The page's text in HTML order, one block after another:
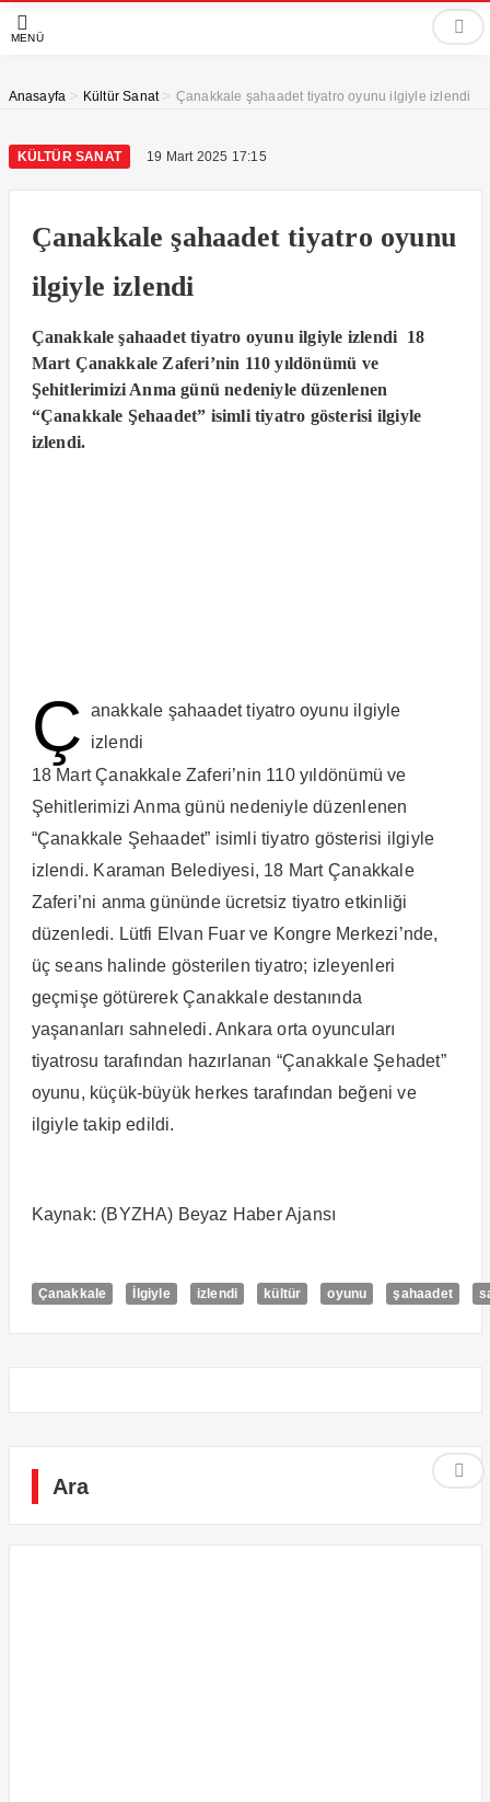
MENÜ
Anasayfa > Kültür Sanat > Çanakkale şahaadet tiyatro oyunu ilgiyle izlendi
KÜLTÜR SANAT 19 Mart 2025 17:15
Çanakkale şahaadet tiyatro oyunu
ilgiyle izlendi
Çanakkale şahaadet tiyatro oyunu ilgiyle izlendi 18
Mart Çanakkale Zaferi’nin 110 yıldönümü ve
Şehitlerimizi Anma günü nedeniyle düzenlenen
“Çanakkale Şehaadet” isimli tiyatro gösterisi ilgiyle
izlendi.
Ç anakkale şahaadet tiyatro oyunu ilgiyle
izlendi
18 Mart Çanakkale Zaferi’nin 110 yıldönümü ve
Şehitlerimizi Anma günü nedeniyle düzenlenen
“Çanakkale Şehaadet” isimli tiyatro gösterisi ilgiyle
izlendi. Karaman Belediyesi, 18 Mart Çanakkale
Zaferi’ni anma gününde ücretsiz tiyatro etkinliği
düzenledi. Lütfi Elvan Fuar ve Kongre Merkezi’nde,
üç seans halinde gösterilen tiyatro; izleyenleri
geçmişe götürerek Çanakkale destanında
yaşananları sahneledi. Ankara orta oyuncuları
tiyatrosu tarafından hazırlanan “Çanakkale Şehadet”
oyunu, küçük-büyük herkes tarafından beğeni ve
ilgiyle takip edildi.
Kaynak: (BYZHA) Beyaz Haber Ajansı
Çanakkale İlgiyle izlendi kültür oyunu şahaadet
Ara